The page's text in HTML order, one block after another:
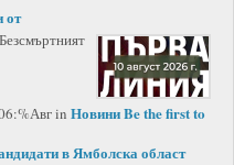
от
in НовиниBe the first to
в Ямболска област